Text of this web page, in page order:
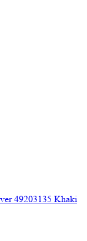
49203135 Khaki